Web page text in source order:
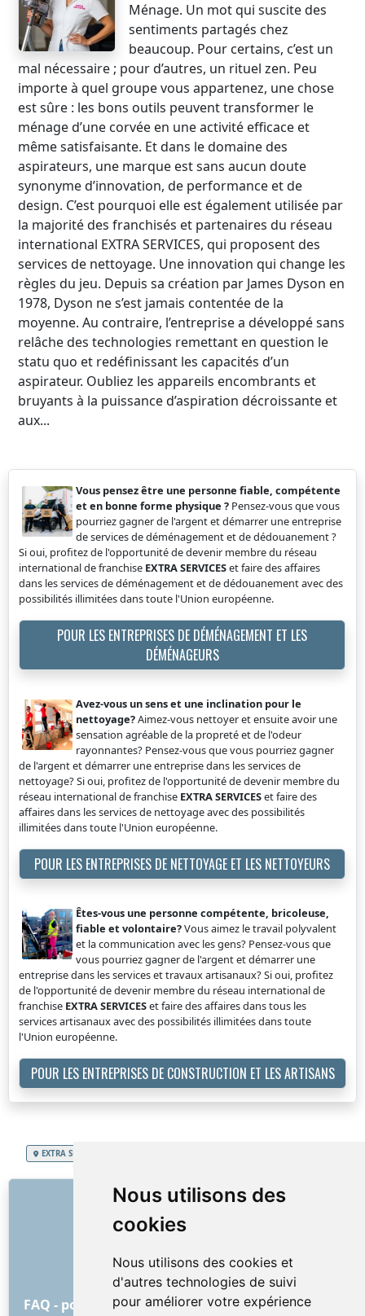
Nous utilisons des
cookies
Nous utilisons des cookies et
d'autres technologies de suivi
pour améliorer votre expérience
Ménage. Un mot qui suscite des
sentiments partagés chez
beaucoup. Pour certains, c’est un
mal nécessaire ; pour d’autres, un rituel zen. Peu
importe à quel groupe vous appartenez, une chose
est sûre : les bons outils peuvent transformer le
ménage d’une corvée en une activité efficace et
même satisfaisante. Et dans le domaine des
aspirateurs, une marque est sans aucun doute
synonyme d’innovation, de performance et de
design. C’est pourquoi elle est également utilisée par
la majorité des franchisés et partenaires du réseau
international EXTRA SERVICES, qui proposent des
services de nettoyage. Une innovation qui change les
règles du jeu. Depuis sa création par James Dyson en
1978, Dyson ne s’est jamais contentée de la
moyenne. Au contraire, l’entreprise a développé sans
relâche des technologies remettant en question le
statu quo et redéfinissant les capacités d’un
aspirateur. Oubliez les appareils encombrants et
bruyants à la puissance d’aspiration décroissante et
aux...
Vous pensez être une personne fiable, compétente
et en bonne forme physique ? Pensez-vous que vous
pourriez gagner de l'argent et démarrer une entreprise
de services de déménagement et de dédouanement ?
Si oui, profitez de l'opportunité de devenir membre du réseau
international de franchise EXTRA SERVICESet faire des affaires
dans les services de déménagement et de dédouanement avec des
possibilités illimitées dans toute l'Union européenne.
POUR LES ENTREPRISES DE DÉMÉNAGEMENT ET LES
DÉMÉNAGEURS
Avez-vous un sens et une inclination pour le
nettoyage?Aimez-vous nettoyer et ensuite avoir une
sensation agréable de la propreté et de l'odeur
rayonnantes? Pensez-vous que vous pourriez gagner
de l'argent et démarrer une entreprise dans les services de
nettoyage? Si oui, profitez de l'opportunité de devenir membre du
réseau international de franchise EXTRA SERVICESet faire des
affaires dans les services de nettoyage avec des possibilités
illimitées dans toute l'Union européenne.
POUR LES ENTREPRISES DE NETTOYAGE ET LES NETTOYEURS
Êtes-vous une personne compétente, bricoleuse,
fiable et volontaire?Vous aimez le travail polyvalent
et la communication avec les gens? Pensez-vous que
vous pourriez gagner de l'argent et démarrer une
entreprise dans les services et travaux artisanaux? Si oui, profitez
de l'opportunité de devenir membre du réseau international de
franchise EXTRA SERVICESet faire des affaires dans tous les
services artisanaux avec des possibilités illimitées dans toute
l'Union européenne.
POUR LES ENTREPRISES DE CONSTRUCTION ET LES ARTISANS
EXTRA SERVICES
LIENS
À propos de nous
Liste de prix
Conditions Générales
FAQ - pour les clients FAQ - pour les prestataires